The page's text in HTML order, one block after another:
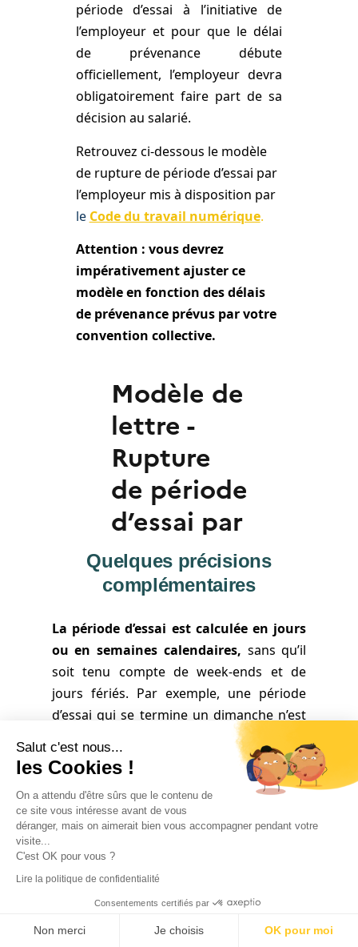
période d’essai à l’initiative de
l’employeur et pour que le délai
de prévenance débute
officiellement, l’employeur devra
obligatoirement faire part de sa
décision au salarié.
Retrouvez ci-dessous le modèle
de rupture de période d’essai par
l’employeur mis à disposition par
le Code du travail numérique.
Attention : vous devrez
impérativement ajuster ce
modèle en fonction des délais
de prévenance prévus par votre
convention collective.
Quelques précisions
complémentaires
La période d’essai est calculée en jours
ou en semaines calendaires, sans qu’il
soit tenu compte de week-ends et de
jours fériés. Par exemple, une période
d’essai qui se termine un dimanche n’est
Le point de départ
de la période d’essai
est fixée au moment où le salarié est à la
disposition de l’employeur. Si pendant les
premiers jours de son contrat, le salarié
est envoyé en formation, cette période
est comprise dans la période d’essai.
Lorsque le salarié a effectuéune période
de stage
avant la conclusion d’un CDI sur
Salut c'est nous...
les Cookies !
On a attendu d'être sûrs que le contenu de
ce site vous intéresse avant de vous
déranger, mais on aimerait bien vous accompagner pendant votre
visite...
C'est OK pour vous ?
Lire la politique de confidentialité
Consentements certifiés par
Non merci Je choisis OK pour moi